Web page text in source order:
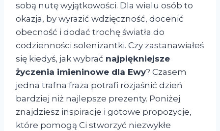
sobą nutę wyjątkowości. Dla wielu osób to
okazja, by wyrazić wdzięczność, docenić
obecność i dodać trochę światła do
codzienności solenizantki. Czy zastanawiałeś
się kiedyś, jak wybrać najpiękniejsze
życzenia imieninowe dla Ewy? Czasem
jedna trafna fraza potrafi rozjaśnić dzień
bardziej niż najlepsze prezenty. Poniżej
znajdziesz inspiracje i gotowe propozycje,
które pomogą Ci stworzyć niezwykłe